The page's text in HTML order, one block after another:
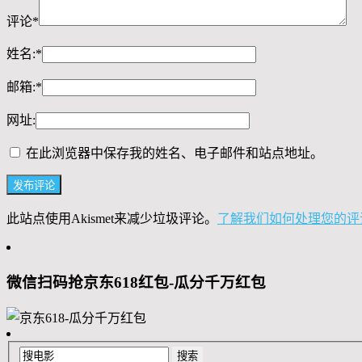
评论*
姓名:*
邮箱:*
网址:
在此浏览器中保存我的姓名、电子邮件和站点地址。
此站点使用Akismet来减少垃圾评论。 了解我们如何处理您的
微信扫码抢京东618红包-瓜分千万红包